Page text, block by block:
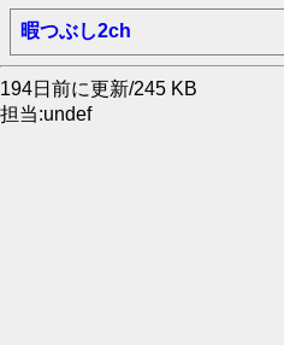
暇つぶし2ch
194日前に更新/245 KB
担当:undef